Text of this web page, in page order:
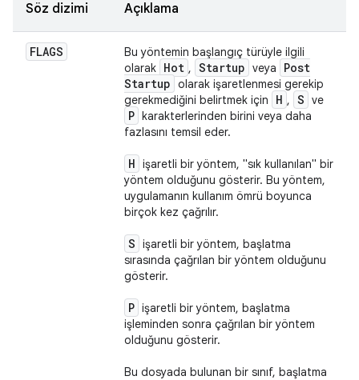
Söz dizimi Açıklama
FLAGS
Bu yöntemin başlangıç türüyle ilgili
olarak Hot , Startup veya
Post
Startup olarak işaretlenmesi gerekip
gerekmediğini belirtmek için
H , S ve
P karakterlerinden birini veya daha
fazlasını temsil eder.
H işaretli bir yöntem, "sık kullanılan" bir
yöntem olduğunu gösterir. Bu yöntem,
uygulamanın kullanım ömrü boyunca
birçok kez çağrılır.
S işaretli bir yöntem, başlatma
sırasında çağrılan bir yöntem olduğunu
gösterir.
P işaretli bir yöntem, başlatma
işleminden sonra çağrılan bir yöntem
olduğunu gösterir.
Bu dosyada bulunan bir sınıf, başlatma